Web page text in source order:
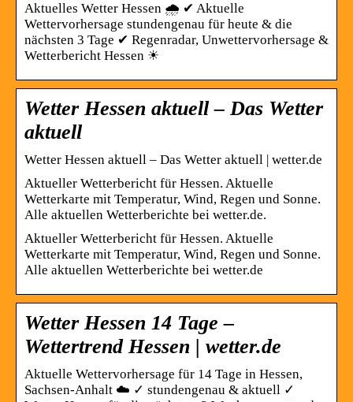
Aktuelles Wetter Hessen 🌧️ ✔ Aktuelle
Wettervorhersage stundengenau für heute & die
nächsten 3 Tage ✔ Regenradar, Unwettervorhersage &
Wetterbericht Hessen ☀
Wetter Hessen aktuell – Das Wetter
aktuell
Wetter Hessen aktuell – Das Wetter aktuell | wetter.de
Aktueller Wetterbericht für Hessen. Aktuelle
Wetterkarte mit Temperatur, Wind, Regen und Sonne.
Alle aktuellen Wetterberichte bei wetter.de.
Aktueller Wetterbericht für Hessen. Aktuelle
Wetterkarte mit Temperatur, Wind, Regen und Sonne.
Alle aktuellen Wetterberichte bei wetter.de
Wetter Hessen 14 Tage –
Wettertrend Hessen | wetter.de
Aktuelle Wettervorhersage für 14 Tage in Hessen,
Sachsen-Anhalt ☁️ ✓ stundengenau & aktuell ✓